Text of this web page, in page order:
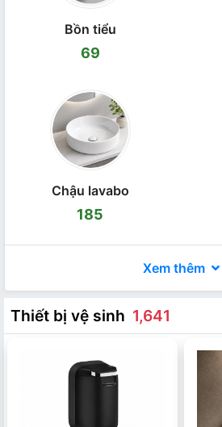
Bồn tiểu
69
Chậu lavabo
185
Xem thêm
Thiết bị vệ sinh 1,641